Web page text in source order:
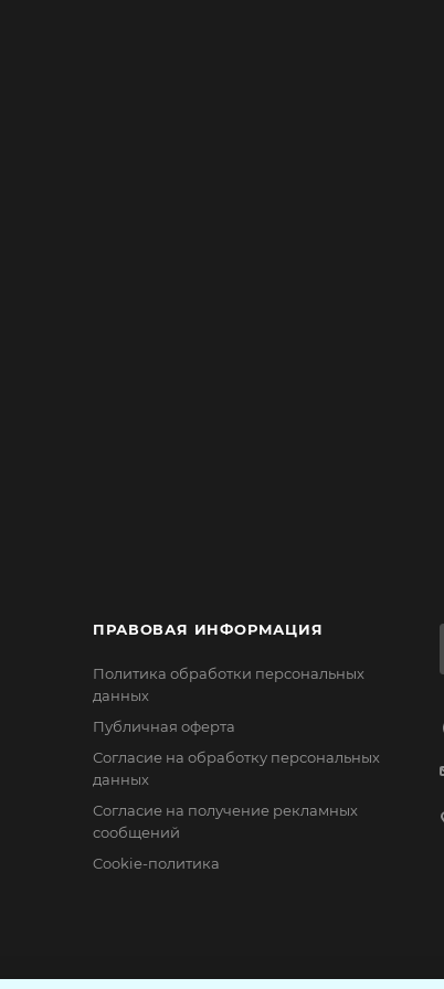
ПРАВОВАЯ ИНФОРМАЦИЯ
Политика обработки персональных
данных
Публичная оферта
Согласие на обработку персональных
данных
Согласие на получение рекламных
сообщений
Cookie-политика